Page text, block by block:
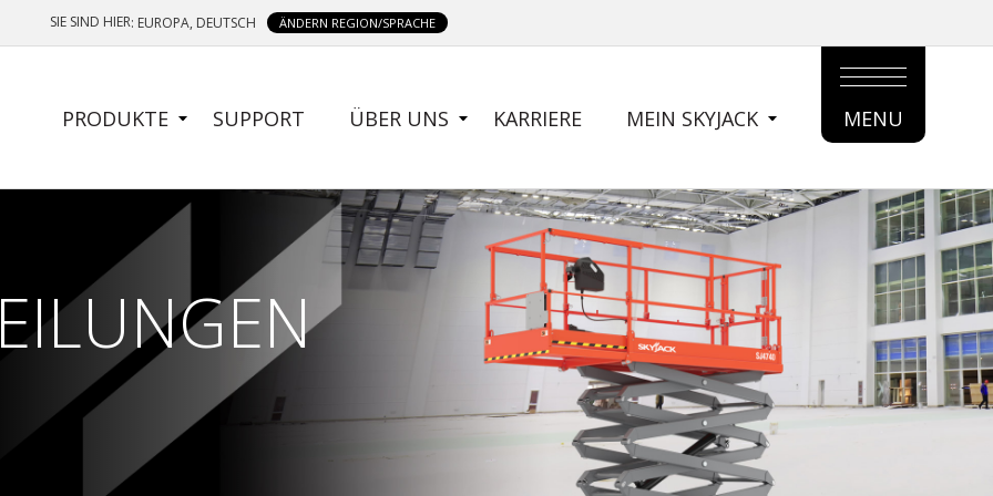
SIE SIND HIER: EUROPA, DEUTSCH ÄNDERN REGION/SPRACHE
SIDE
MENU
PRODUKTE SUPPORT ÜBER UNS KARRIERE MEIN SKYJACK
MAIN
MENU
MENU